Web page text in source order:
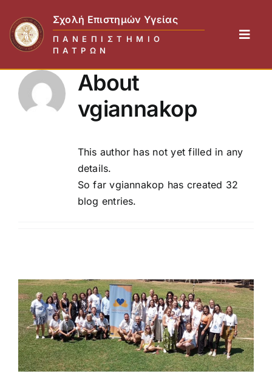
content
Σχολή Επιστημών Υγείας
ΠΑΝΕΠΙΣΤΉΜΙΟ
ΠΑΤΡΏΝ
Τμήματα
Σπουδές & Έρευνα
About
vgiannakop
This author has not yet filled in any
details.
So far vgiannakop has created 32
blog entries.